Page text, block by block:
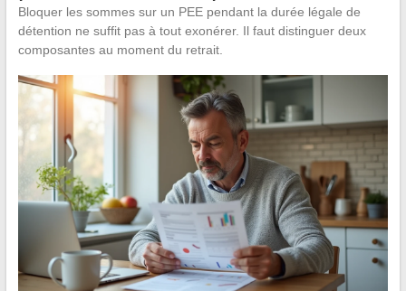
Bloquer les sommes sur un PEE pendant la durée légale de
détention ne suffit pas à tout exonérer. Il faut distinguer deux
composantes au moment du retrait.